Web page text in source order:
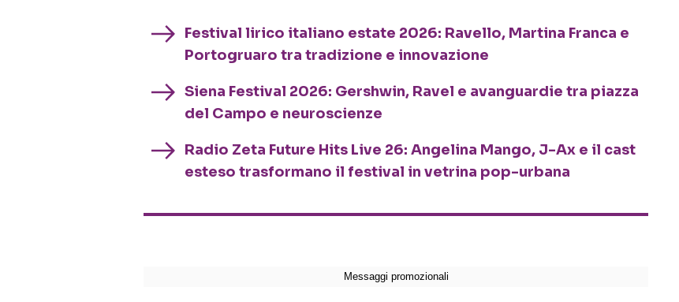
Festival lirico italiano estate 2026: Ravello, Martina Franca e
Portogruaro tra tradizione e innovazione
Siena Festival 2026: Gershwin, Ravel e avanguardie tra piazza
del Campo e neuroscienze
Radio Zeta Future Hits Live 26: Angelina Mango, J-Ax e il cast
esteso trasformano il festival in vetrina pop-urbana